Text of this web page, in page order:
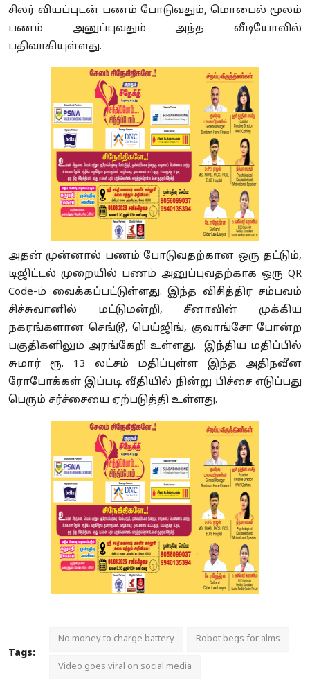
சிலர் வியப்புடன் பணம் போடுவதும், மொபைல் மூலம்
பணம் அனுப்புவதும் அந்த வீடியோவில்
பதிவாகியுள்ளது.
அதன் முன்னால் பணம் போடுவதற்கான ஒரு தட்டும்,
டிஜிட்டல் முறையில் பணம் அனுப்புவதற்காக ஒரு QR
Code-ம் வைக்கப்பட்டுள்ளது. இந்த விசித்திர சம்பவம்
சிச்சுவானில் மட்டுமன்றி, சீனாவின் முக்கிய
நகரங்களான செங்டூ, பெய்ஜிங், குவாங்சோ போன்ற
பகுதிகளிலும் அரங்கேறி உள்ளது. இந்திய மதிப்பில்
சுமார் ரூ. 13 லட்சம் மதிப்புள்ள இந்த அதிநவீன
ரோபோக்கள் இப்படி வீதியில் நின்று பிச்சை எடுப்பது
பெரும் சர்ச்சையை ஏற்படுத்தி உள்ளது.
Tags:
No money to charge battery Robot begs for alms
Video goes viral on social media